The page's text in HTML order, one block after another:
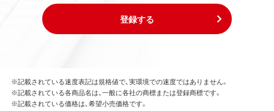
登録する
※記載されている速度表記は規格値で、実環境での速度ではありません。
※記載されている各商品名は、一般に各社の商標または登録商標です。
※記載されている価格は、希望小売価格です。